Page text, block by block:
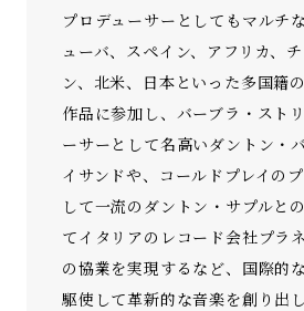
プロデューサーとしてもマルチ
ューバ、スペイン、アフリカ、
ン、北米、日本といった多国籍
作品に参加し、バーブラ・スト
ーサーとして名高いダントン・
イサンドや、コールドプレイの
して一流のダントン・サプルと
てイタリアのレコード会社プラ
の協業を実現するなど、国際的
駆使して革新的な音楽を創り出